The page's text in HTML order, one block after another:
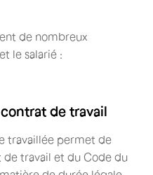
de nombreux
le salarié :
de travail
travaillée permet de
travail et du Code du